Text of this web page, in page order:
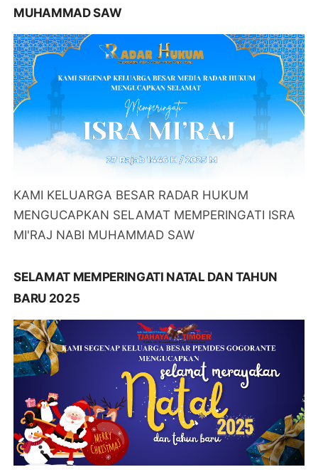
MUHAMMAD SAW
KAMI KELUARGA BESAR RADAR HUKUM
MENGUCAPKAN SELAMAT MEMPERINGATI ISRA
MI'RAJ NABI MUHAMMAD SAW
SELAMAT MEMPERINGATI NATAL DAN TAHUN
BARU 2025